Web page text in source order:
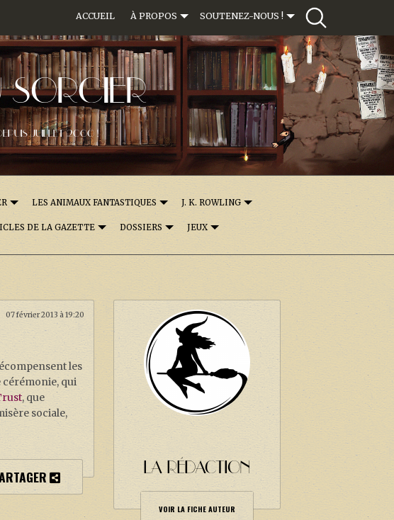
ACCUEIL À PROPOS SOUTENEZ-NOUS !
JUILLET 2000 !
LES ANIMAUX FANTASTIQUES J. K. ROWLING
DE LA GAZETTE DOSSIERS JEUX
07 février 2013 à 19:20
les
qui
, que
sociale,
LA RÉDACTION
VOIR LA FICHE AUTEUR